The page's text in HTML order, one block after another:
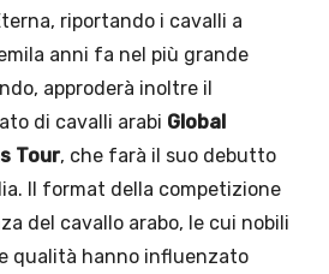
riportando i cavalli a
anni fa nel più grande
approderà inoltre il
di cavalli arabi Global
Tour, che farà il suo debutto
Il format della competizione
del cavallo arabo, le cui nobili
qualità hanno influenzato